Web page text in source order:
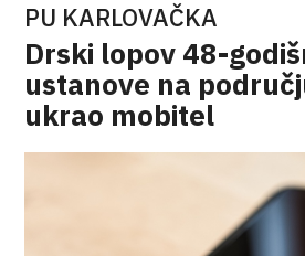
PU KARLOVAČKA
Drski lopov 48-
ustanove na
ukrao mobitel